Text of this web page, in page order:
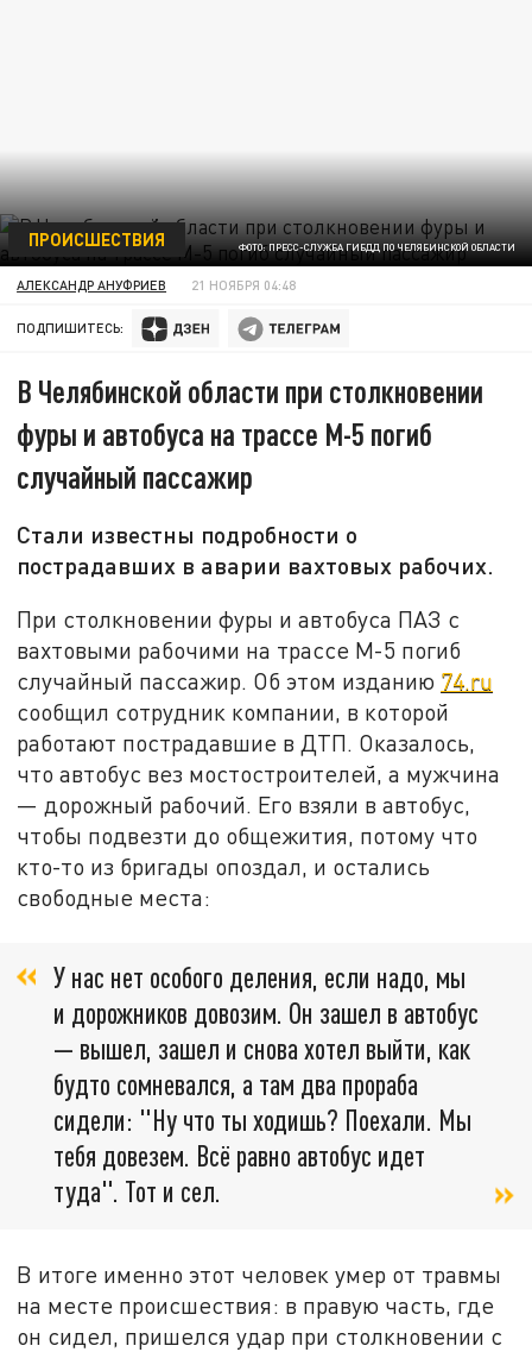
ФОТО: ПРЕСС-СЛУЖБА ГИБДД ПО ЧЕЛЯБИНСКОЙ ОБЛАСТИ
ПРОИСШЕСТВИЯ
АЛЕКСАНДР АНУФРИЕВ 21 НОЯБРЯ 04:48
ПОДПИШИТЕСЬ:
В Челябинской области при столкновении
фуры и автобуса на трассе М-5 погиб
случайный пассажир
Стали известны подробности о
пострадавших в аварии вахтовых рабочих.
При столкновении фуры и автобуса ПАЗ с
вахтовыми рабочими на трассе М-5 погиб
случайный пассажир. Об этом изданию 74.ru
сообщил сотрудник компании, в которой
работают пострадавшие в ДТП. Оказалось,
что автобус вез мостостроителей, а мужчина
— дорожный рабочий. Его взяли в автобус,
чтобы подвезти до общежития, потому что
кто-то из бригады опоздал, и остались
свободные места:
У нас нет особого деления, если надо, мы
и дорожников довозим. Он зашел в автобус
— вышел, зашел и снова хотел выйти, как
будто сомневался, а там два прораба
сидели: "Ну что ты ходишь? Поехали. Мы
тебя довезем. Всё равно автобус идет
туда". Тот и сел.
В итоге именно этот человек умер от травмы
на месте происшествия: в правую часть, где
он сидел, пришелся удар при столкновении с